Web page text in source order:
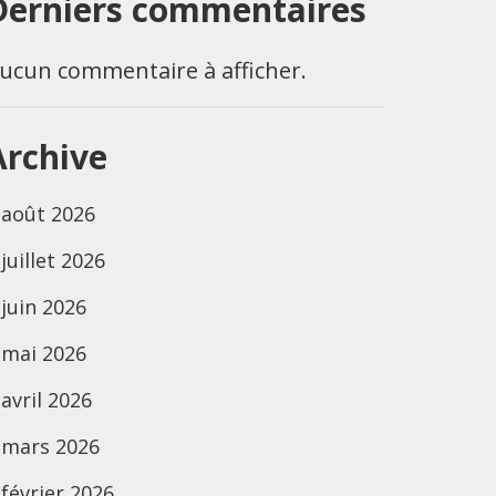
commentaires
commentaire à afficher.
août 2026
juillet 2026
juin 2026
mai 2026
avril 2026
mars 2026